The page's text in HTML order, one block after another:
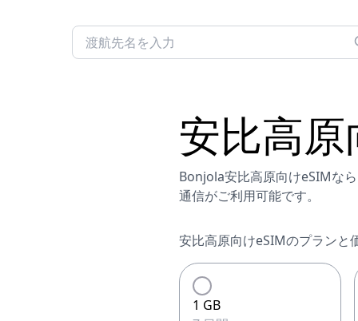
安比高原
Bonjola安比高原向けeSIMな
通信がご利用可能です。
安比高原向けeSIMのプランと
1 GB